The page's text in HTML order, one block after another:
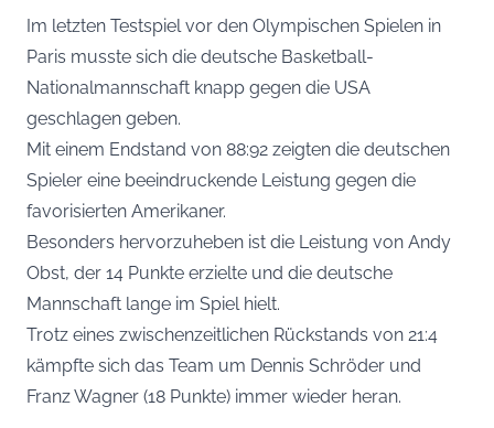
Im letzten Testspiel vor den Olympischen Spielen in
Paris musste sich die deutsche Basketball-
Nationalmannschaft knapp gegen die USA
geschlagen geben.
Mit einem Endstand von 88:92 zeigten die deutschen
Spieler eine beeindruckende Leistung gegen die
favorisierten Amerikaner.
Besonders hervorzuheben ist die Leistung von Andy
Obst, der 14 Punkte erzielte und die deutsche
Mannschaft lange im Spiel hielt.
Trotz eines zwischenzeitlichen Rückstands von 21:4
kämpfte sich das Team um Dennis Schröder und
Franz Wagner (18 Punkte) immer wieder heran.